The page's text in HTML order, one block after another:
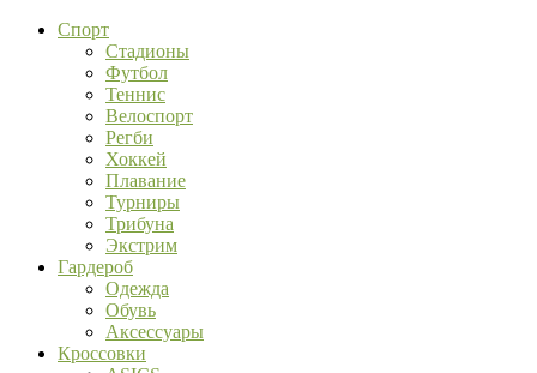
Спорт
Стадионы
Футбол
Теннис
Велоспорт
Регби
Хоккей
Плавание
Турниры
Трибуна
Экстрим
Гардероб
Одежда
Обувь
Аксессуары
Кроссовки